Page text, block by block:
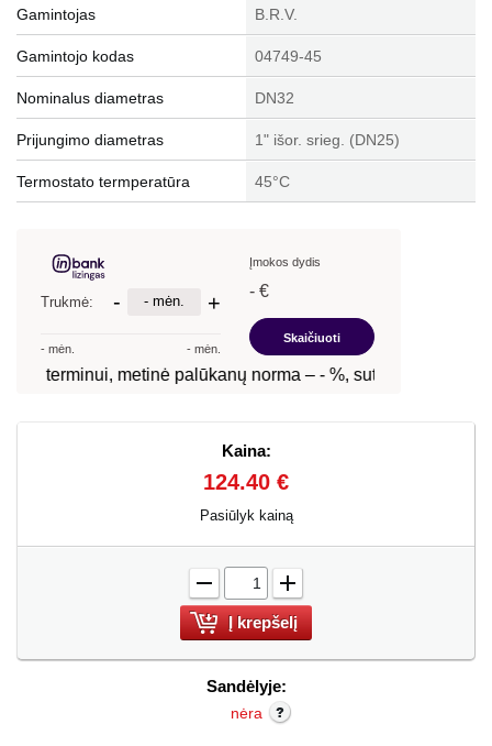
Gamintojas B.R.V.
Gamintojo kodas 04749-45
Nominalus diametras DN32
Prijungimo diametras 1" išor. srieg. (DN25)
Termostato termperatūra 45°C
Kaina:
124.40 €
Pasiūlyk kainą
Sandėlyje:
nėra